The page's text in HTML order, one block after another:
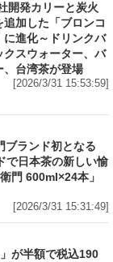
開発カリーと炭火
加した「ブロンコ
に進化～ドリンクバ
クスウォーター、バ
、台湾茶が登場
[2026/3/31 15:53:59]
ブランド初となる
で日本茶の新しい愉
門 600ml×24本」
[2026/3/31 15:31:49]
が半額で税込190